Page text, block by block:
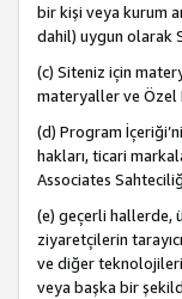
bir kişi veya kurum
dahil) uygun olarak
(c) Siteniz için
materyaller ve Özel
(d) Program
hakları, ticari
Associates
(e) geçerli hallerde,
ziyaretçilerin
ve diğer
veya başka bir